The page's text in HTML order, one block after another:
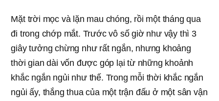
Mặt trời mọc và lặn mau chóng, rồi một tháng qua
đi trong chớp mắt. Trước vô số giờ như vậy thì 3
giây tưởng chừng như rất ngắn, nhưng khoảng
thời gian dài vốn được góp lại từ những khoảnh
khắc ngắn ngủi như thế. Trong mỗi thời khắc ngắn
ngủi ấy, thắng thua của một trận đấu ở một sân vận